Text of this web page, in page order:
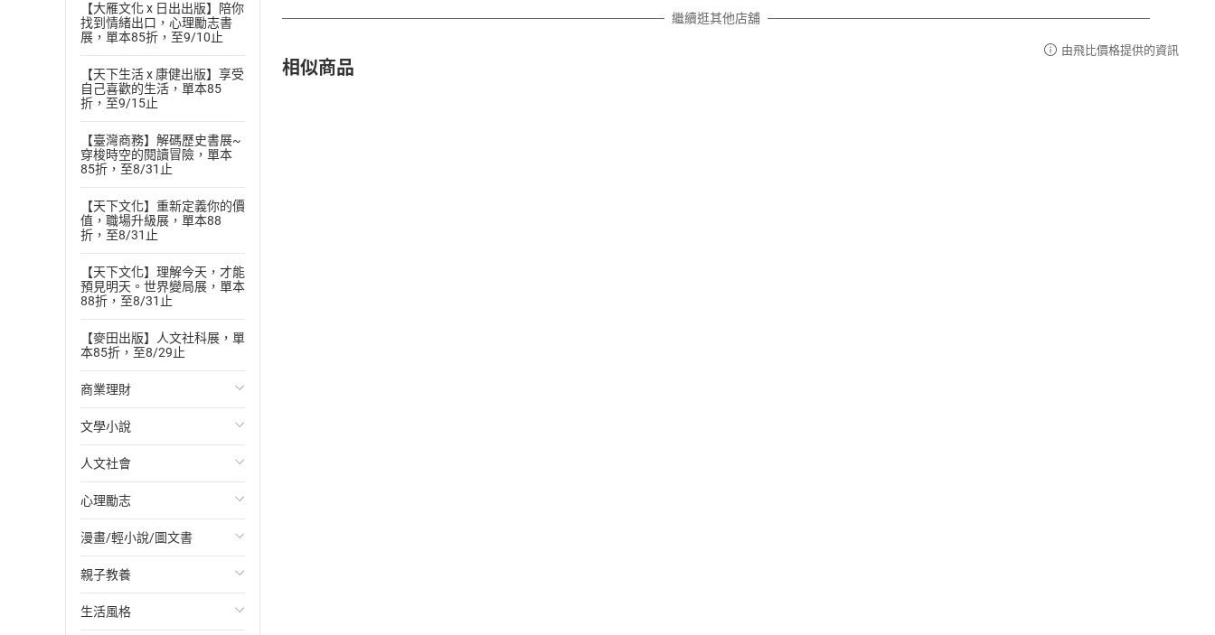
【大雁文化 x 日出出版】陪你
找到情緒出口，心理勵志書
展，單本85折，至9/10止
【天下生活 x 康健出版】享受
自己喜歡的生活，單本85
折，至9/15止
【臺灣商務】解碼歷史書展~
穿梭時空的閱讀冒險，單本
85折，至8/31止
【天下文化】重新定義你的價
值，職場升級展，單本88
折，至8/31止
【天下文化】理解今天，才能
預見明天。世界變局展，單本
88折，至8/31止
【麥田出版】人文社科展，單
本85折，至8/29止
商業理財
投資理財
經濟/趨勢
財務/金融
管理/領導
職場工作術
成功法
文學小說
歐美文學
日本文學
韓國文學
華文文學
經典文學
人文社會
國際關係
政治
社會科學
台灣/中國歷史
心理勵志
心靈成長/情緒
人際關係
兩性關係
漫畫/輕小說/圖文書
輕小說
奇幻/科幻
親子教養
教育現場
生活風格
繼續逛其他店舖
相似商品
由飛比價格提供的資訊